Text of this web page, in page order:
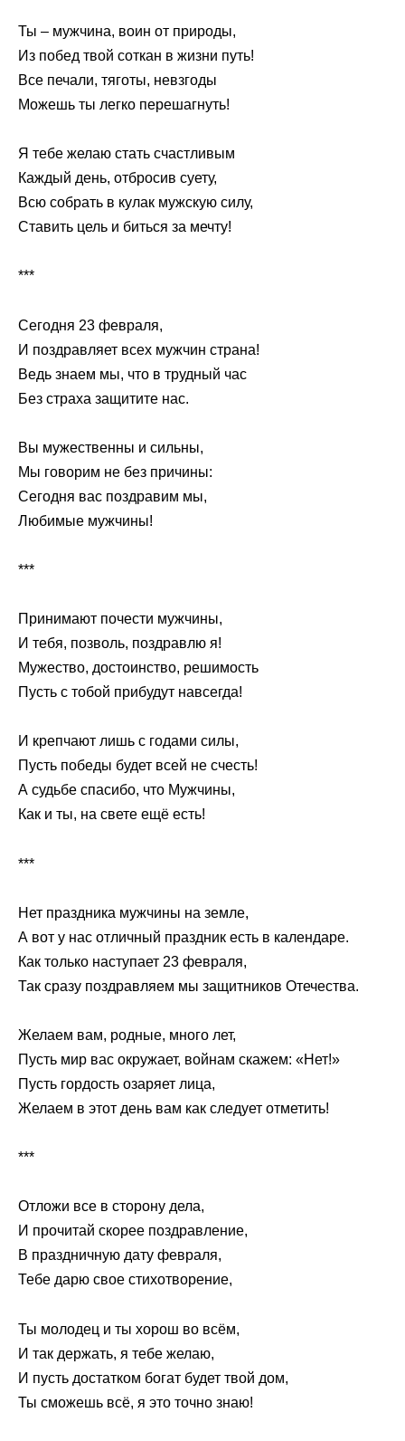
Ты – мужчина, воин от природы,
Из побед твой соткан в жизни путь!
Все печали, тяготы, невзгоды
Можешь ты легко перешагнуть!
Я тебе желаю стать счастливым
Каждый день, отбросив суету,
Всю собрать в кулак мужскую силу,
Ставить цель и биться за мечту!
***
Сегодня 23 февраля,
И поздравляет всех мужчин страна!
Ведь знаем мы, что в трудный час
Без страха защитите нас.
Вы мужественны и сильны,
Мы говорим не без причины:
Сегодня вас поздравим мы,
Любимые мужчины!
***
Принимают почести мужчины,
И тебя, позволь, поздравлю я!
Мужество, достоинство, решимость
Пусть с тобой прибудут навсегда!
И крепчают лишь с годами силы,
Пусть победы будет всей не счесть!
А судьбе спасибо, что Мужчины,
Как и ты, на свете ещё есть!
***
Нет праздника мужчины на земле,
А вот у нас отличный праздник есть в календаре.
Как только наступает 23 февраля,
Так сразу поздравляем мы защитников Отечества.
Желаем вам, родные, много лет,
Пусть мир вас окружает, войнам скажем: «Нет!»
Пусть гордость озаряет лица,
Желаем в этот день вам как следует отметить!
***
Отложи все в сторону дела,
И прочитай скорее поздравление,
В праздничную дату февраля,
Тебе дарю свое стихотворение,
Ты молодец и ты хорош во всём,
И так держать, я тебе желаю,
И пусть достатком богат будет твой дом,
Ты сможешь всё, я это точно знаю!